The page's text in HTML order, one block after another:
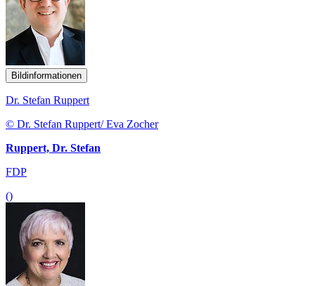
Bildinformationen
Dr. Stefan Ruppert
© Dr. Stefan Ruppert/ Eva Zocher
Ruppert, Dr. Stefan
FDP
()